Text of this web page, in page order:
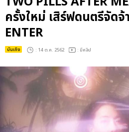
ครั้งใหม่ เสิร์ฟดนตรีจัดจ้
ENTER
บันเทิง : 14 ต.ค. 2562 : มีคลิป